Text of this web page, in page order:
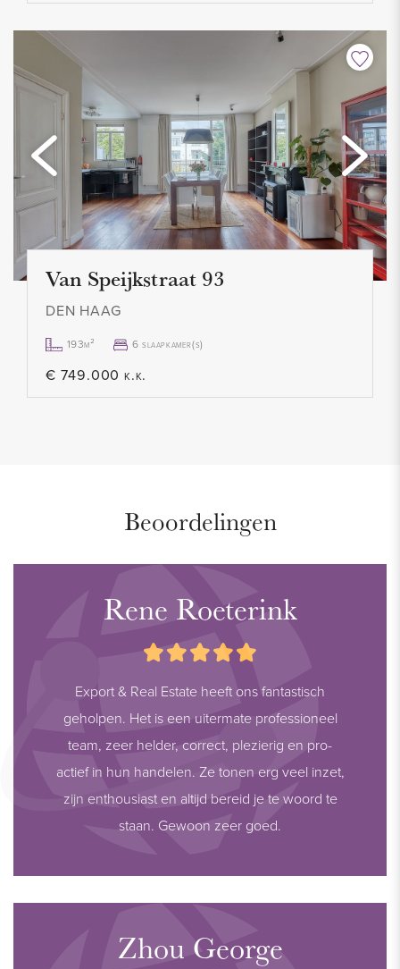
- Huurprijs € 1.100,00 excl. per maand
- Voorschot gas, water en elektra € 200,00 per maand
- 1 maand waarborgsom
- Beschikbaar per 1 januari 2023
Van Speijkstraat 93
DEN HAAG
193m² 6 slaapkamer(s)
€ 749.000 k.k.
Beoordelingen
Rene Roeterink
Export & Real Estate heeft ons fantastisch
geholpen. Het is een uitermate professioneel
team, zeer helder, correct, plezierig en pro-
actief in hun handelen. Ze tonen erg veel inzet,
zijn enthousiast en altijd bereid je te woord te
staan. Gewoon zeer goed.
Zhou George